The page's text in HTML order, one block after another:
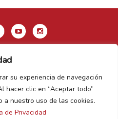
su experiencia de navegación
hacer clic en “Aceptar todo”
a nuestro uso de las cookies.
de Privacidad
de privacidad
de Cookies